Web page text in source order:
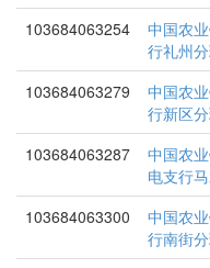
103684063254
中国农
行礼州
103684063279
中国农
行新区
103684063287
中国农
电支行
103684063300
中国农
行南街